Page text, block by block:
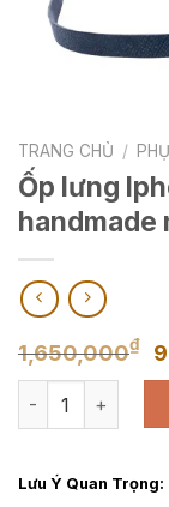
TRANG CHỦ /
Ốp lưng
handmade
1,650,000₫
Ốp lưng Iphone
Lưu Ý Quan Trọng: